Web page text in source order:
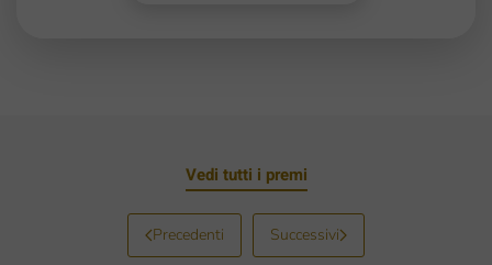
Vedi tutti i premi
Precedenti Successivi